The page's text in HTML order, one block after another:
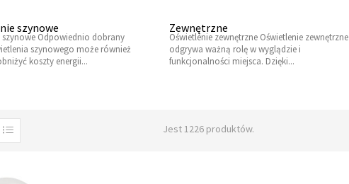
szynowe
szynowe Odpowiednio dobrany
szynowego może również
koszty energii...
Zewnętrzne
Oświetlenie zewnętrzne Oświetlenie zewnętrzne
odgrywa ważną rolę w wyglądzie i
funkcjonalności miejsca. Dzięki...
Jest 1226 produktów.